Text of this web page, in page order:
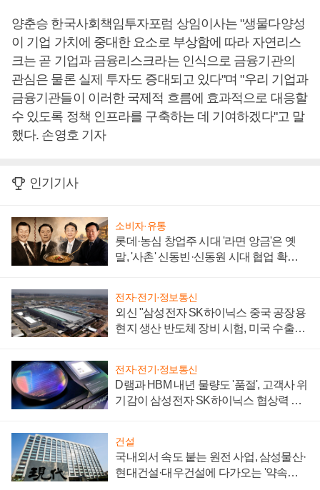
양춘승 한국사회책임투자포럼 상임이사는 "생물다양성
이 기업 가치에 중대한 요소로 부상함에 따라 자연리스
크는 곧 기업과 금융리스크라는 인식으로 금융기관의
관심은 물론 실제 투자도 증대되고 있다"며 "우리 기업과
금융기관들이 이러한 국제적 흐름에 효과적으로 대응할
수 있도록 정책 인프라를 구축하는 데 기여하겠다"고 말
했다. 손영호 기자
인기기사
소비자·유통
롯데·농심 창업주 시대 '라면 앙금'은 옛
말, '사촌' 신동빈·신동원 시대 협업 확대
전자·전기·정보통신
외신 "삼성전자 SK하이닉스 중국 공장용
현지 생산 반도체 장비 시험, 미국 수출통
전자·전기·정보통신
D램과 HBM 내년 물량도 '품절', 고객사 위
기감이 삼성전자 SK하이닉스 협상력 더
건설
국내외서 속도 붙는 원전 사업, 삼성물산·
현대건설·대우건설에 다가오는 '약속의